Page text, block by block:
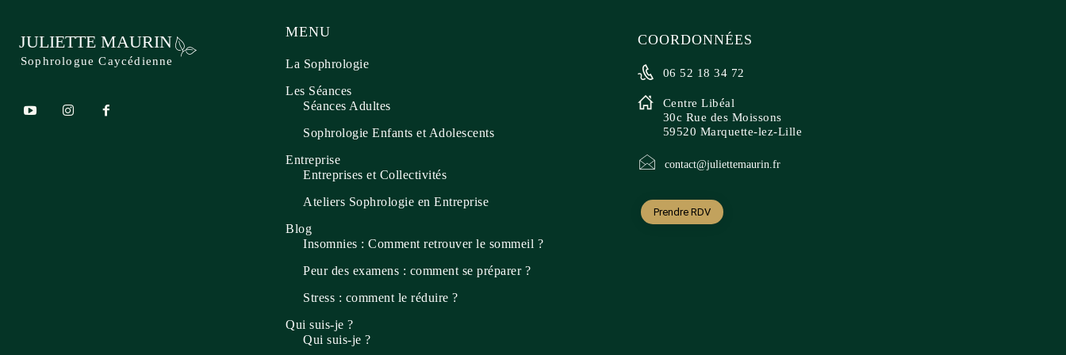
JULIETTE MAURIN
Sophrologue Caycédienne
MENU
La Sophrologie
Les Séances
Séances Adultes
Sophrologie Enfants et Adolescents
Entreprise
Entreprises et Collectivités
Ateliers Sophrologie en Entreprise
Blog
Insomnies : Comment retrouver le sommeil ?
Peur des examens : comment se préparer ?
Stress : comment le réduire ?
Qui suis-je ?
Qui suis-je ?
COORDONNÉES
06 52 18 34 72
Centre Libéal
30c Rue des Moissons
59520 Marquette-lez-Lille
contact@juliettemaurin.fr
Prendre RDV